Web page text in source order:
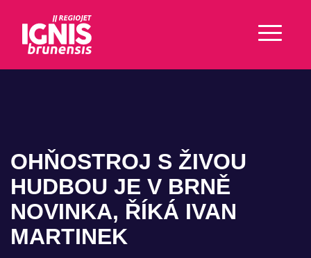
OHŇOSTROJ S ŽIVOU
HUDBOU JE V BRNĚ
NOVINKA, ŘÍKÁ IVAN
MARTINEK